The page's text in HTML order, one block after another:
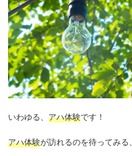
いわゆる、 アハ体験です！
アハ体験が訪れるのを待ってみる、